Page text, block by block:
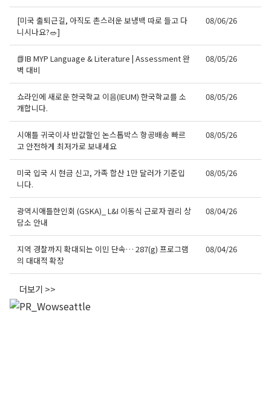
[미국 출퇴근길, 아직도 촌스러운 보냉백 따로 들고 다
니시나요?🥗]
08/06/26
📗IB MYP Language & Literature | Assessment 완
벽 대비
08/05/26
쇼라인에 새로운 한국학교 이음(IEUM) 한국학교를 소
개합니다.
08/05/26
시애틀 귀국이사 반값할인 논스톱박스 항공배송 빠르
고 안전하게 최저가로 보내세요
08/05/26
미국 입국 시 현금 신고, 가족 합산 1만 달러가 기준입
니다.
08/05/26
광역시애틀한인회 (GSKA)_ L&I 이동식 근로자 권리 상
담소 안내
08/04/26
지역 경찰까지 확대되는 이민 단속… 287(g) 프로그램
의 대대적 확장
08/04/26
더보기 >>